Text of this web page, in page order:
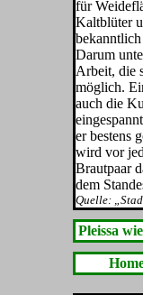
für
Kaltblüter
Darum
Arbeit, die
möglich.
auch die
er bestens
wird vor
Brautpaar
dem
Quelle:
Pleissa